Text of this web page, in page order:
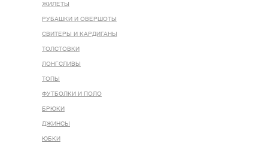
ЖИЛЕТЫ
РУБАШКИ И ОВЕРШОТЫ
СВИТЕРЫ И КАРДИГАНЫ
ТОЛСТОВКИ
ЛОНГСЛИВЫ
ТОПЫ
ФУТБОЛКИ И ПОЛО
БРЮКИ
ДЖИНСЫ
ЮБКИ